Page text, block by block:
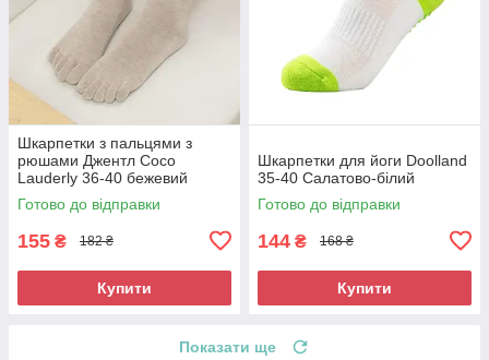
Шкарпетки з пальцями з
рюшами Джентл Coco
Lauderly 36-40 бежевий
Готово до відправки
155 ₴ 182 ₴
Купити
Шкарпетки для йоги Doolland
35-40 Салатово-білий
Готово до відправки
144 ₴ 168 ₴
Купити
Показати ще